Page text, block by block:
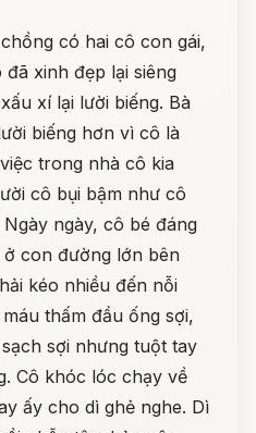
có hai cô con gái,
xinh đẹp lại siêng
xí lại lười biếng. Bà
biếng hơn vì cô là
trong nhà cô kia
cô bụi bậm như cô
ngày, cô bé đáng
con đường lớn bên
kéo nhiều đến nỗi
thấm đầu ống sợi,
sợi nhưng tuột tay
Cô khóc lóc chạy về
ấy cho dì ghẻ nghe. Dì